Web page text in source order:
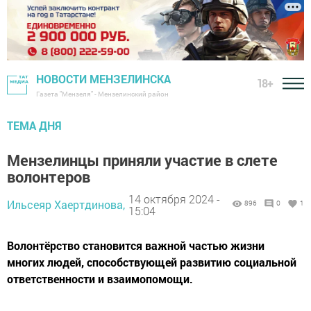
НОВОСТИ МЕНЗЕЛИНСКА
Газета "Мензеля" - Мензелинский район
18+
ТЕМА ДНЯ
Мензелинцы приняли участие в слете
волонтеров
Ильсеяр Хаертдинова, 14 октября 2024 -
15:04
896 0 1
Волонтёрство становится важной частью жизни
многих людей, способствующей развитию социальной
ответственности и взаимопомощи.